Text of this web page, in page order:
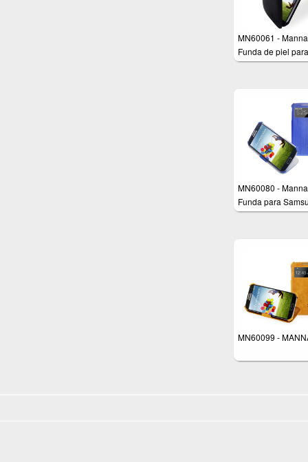
MN60061 -
Funda de piel para
Samsung Galaxy
MN60080 -
Funda para
Galaxy S4 con
MN60099 -